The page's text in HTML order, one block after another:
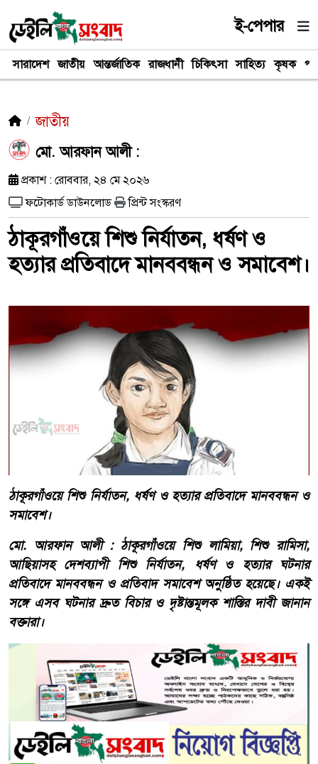
ই-পেপার
সারাদেশ জাতীয় আন্তর্জাতিক রাজধানী চিকিৎসা সাহিত্য কৃষক
জাতীয়
মো. আরফান আলী :
প্রকাশ : রোববার, ২৪ মে ২০২৬
ফটোকার্ড ডাউনলোড
প্রিন্ট সংস্করণ
ঠাকূরগাঁওয়ে শিশু নির্যাতন, ধর্ষণ ও
হত্যার প্রতিবাদে মানববন্ধন ও সমাবেশ।
ঠাকূরগাঁওয়ে শিশু নির্যাতন, ধর্ষণ ও হত্যার প্রতিবাদে মানববন্ধন ও
সমাবেশ।
মো. আরফান আলী : ঠাকূরগাঁওয়ে শিশু লামিয়া, শিশু রামিসা,
আছিয়াসহ দেশব্যাপী শিশু নির্যাতন, ধর্ষণ ও হত্যার ঘটনার
প্রতিবাদে মানববন্ধন ও প্রতিবাদ সমাবেশ অনুষ্ঠিত হয়েছে। একই
সঙ্গে এসব ঘটনার দ্রুত বিচার ও দৃষ্টান্তমূলক শাস্তির দাবী জানান
বক্তারা।